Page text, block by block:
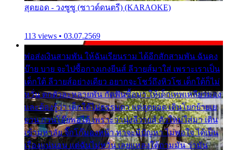
สุดยอด - วงซูซู (ซาวด์ดนตรี) (KARAOKE)
113 views • 03.07.2569
พ่อส่งเงินสามพัน ให้ฉันเรียนราม ได้อีกสักสามพัน ฉันคง
บ๊าย บาย จะไปซื้อกางเกงยีนส์ ลีวายส์มาใส่ เพราะเราเป็น
เด็กใต้ ลีวายส์อย่างเดียว อยากจะโชว์ถึงหิวโซ เด็กใต้ก็ไม่
หวั่น ตกตัวละหลายพัน กัดฟันซื้อมา ให้เด็กเทพเหลียวมอง
และต้องรู้ว่า เด็กใต้ไม่ธรรมดา แต่สุดยอด เดินโยกย้ายเย
ยวน กวนโอ๊ยพอได้ เพราะว่านุ่งลีวายส์ ตัวใหม่ใส่มา เดิน
เข้ามหาลัย จิ๊กโก๊มองหน้า ท่าจะมีปัญหา ไม่พอใจ ได้เป็น
เรื่องแน่นอน แต่ฉันไม่หวั่น เลยแหลงใต้ถามมัน ว่ามัน